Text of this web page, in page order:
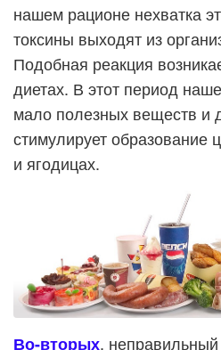
нашем рационе нехватка
токсины выходят из
Подобная реакция
диетах. В этот период
мало полезных веществ и
стимулирует образование
и ягодицах.
Во-вторых,